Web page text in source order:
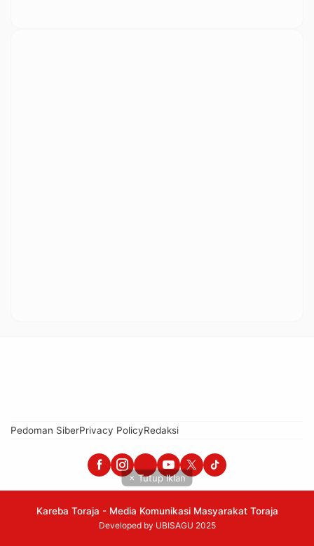
Pedoman SiberPrivacy PolicyRedaksi
Kareba Toraja - Media Komunikasi Masyarakat Toraja
Developed by UBISAGU 2025
× Tutup Iklan